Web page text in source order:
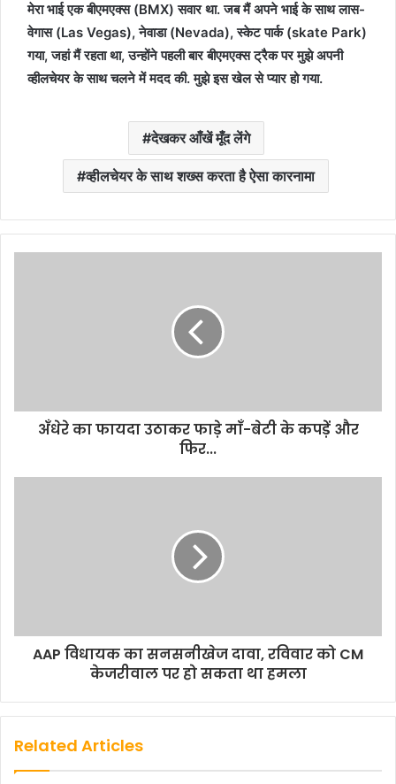
मेरा भाई एक बीएमएक्स (BMX) सवार था. जब मैं अपने भाई के साथ लास-
वेगास (Las Vegas), नेवाडा (Nevada), स्केट पार्क (skate Park)
गया, जहां मैं रहता था, उन्होंने पहली बार बीएमएक्स ट्रैक पर मुझे अपनी
व्हीलचेयर के साथ चलने में मदद की. मुझे इस खेल से प्यार हो गया.
देखकर आँखें मूँद लेंगे
व्हीलचेयर के साथ शख्स करता है ऐसा कारनामा
अँधेरे का फायदा उठाकर फाड़े माँ-बेटी के कपड़ें और
फिर...
AAP विधायक का सनसनीखेज दावा, रविवार को CM
केजरीवाल पर हो सकता था हमला
Related Articles